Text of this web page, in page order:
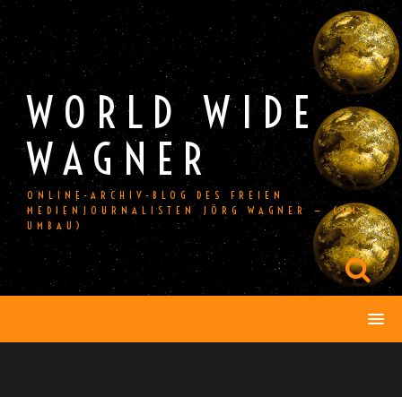
Skip
to
content
WORLD WIDE
WAGNER
ONLINE-ARCHIV-BLOG DES FREIEN
MEDIENJOURNALISTEN JÖRG WAGNER — (IM
UMBAU)